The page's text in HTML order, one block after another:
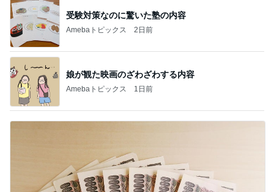
受験対策なのに驚いた塾の内容
Amebaトピックス 2日前
娘が観た映画のざわざわする内容
Amebaトピックス 1日前